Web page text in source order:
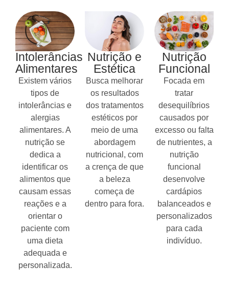
Intolerâncias
Alimentares
Existem vários
tipos de
intolerâncias e
alergias
alimentares. A
nutrição se
dedica a
identificar os
alimentos que
causam essas
reações e a
orientar o
paciente com
uma dieta
adequada e
personalizada.
Nutrição e
Estética
Busca melhorar
os resultados
dos tratamentos
estéticos por
meio de uma
abordagem
nutricional, com
a crença de que
a beleza
começa de
dentro para fora.
Nutrição
Funcional
Focada em
tratar
desequilíbrios
causados por
excesso ou falta
de nutrientes, a
nutrição
funcional
desenvolve
cardápios
balanceados e
personalizados
para cada
indivíduo.